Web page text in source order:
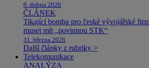
9. dubna 2026
ČLÁNEK
Tikající bomba pro české vývojářské
muset mít „povinnou STK“
31. března 2026
Další články z rubriky >
Telekomunikace
ANALÝZA